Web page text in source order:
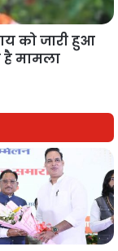
को जारी हुआ
है मामला